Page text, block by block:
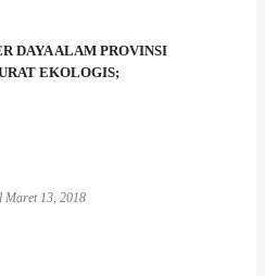
DAYA ALAM PROVINSI
EKOLOGIS;
Maret 13, 2018